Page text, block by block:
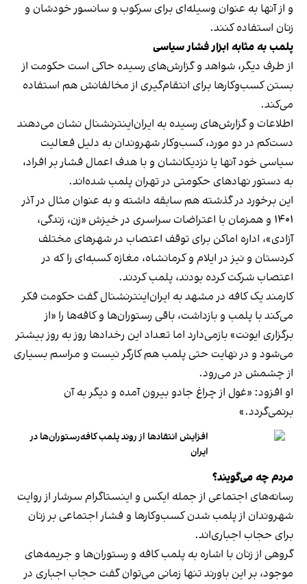
و از آنها به عنوان وسیله‌ای برای سرکوب و سانسور خودشان و
زنان استفاده کنند.
پلمب به مثابه ابزار فشار سیاسی
از طرف دیگر، شواهد و گزارش‌های رسیده حاکی است حکومت از
بستن کسب‌وکارها برای انتقام‌گیری از مخالفانش هم استفاده
می‌کند.
اطلاعات و گزارش‌های رسیده به ایران‌اینترنشنال نشان می‌دهند
دست‌کم در دو مورد، کسب‌وکار شهروندان به دلیل فعالیت
سیاسی خود آنها یا نزدیکانشان و با هدف اعمال فشار بر افراد،
به دستور نهادهای حکومتی در تهران پلمب شده‌اند.
این برخورد در گذشته هم سابقه داشته و به عنوان مثال در آذر
۱۴۰۱ و همزمان با اعتراضات سراسری در خیزش «زن، زندگی،
آزادی»، اداره اماکن برای توقف اعتصاب در شهرهای مختلف
کردستان و نیز در ایلام و کرمانشاه، مغازه کسبه‌ای را که در
اعتصاب شرکت کرده بودند، پلمب کردند.
کارمند یک کافه در مشهد به ایران‌اینترنشنال گفت حکومت فکر
می‌کند با پلمب و بازداشت، باقی رستوران‌ها و کافه‌ها را «از
برگزاری ایونت» بازمی‌دارد اما تعداد این رخدادها روز به روز بیشتر
می‌شود و در نهایت حتی پلمب هم کارگر نیست و مراسم بسیاری
از چشمش در می‌رود.
او افزود: «غول از چراغ جادو بیرون آمده و دیگر به آن
برنمی‎‌گردد.»
افزایش انتقادها از روند پلمب کافه‌رستوران‌ها در
ایران
مردم چه می‌گویند؟
رسانه‎‌های اجتماعی از جمله ایکس و اینستاگرام سرشار از روایت
شهروندان از پلمب شدن کسب‌وکارها و فشار اجتماعی بر زنان
برای حجاب اجباری‌اند.
گروهی از زنان با اشاره به پلمب کافه و رستوران‌ها و جریمه‌های
موجود، بر این باورند تنها زمانی می‌توان گفت حجاب اجباری در